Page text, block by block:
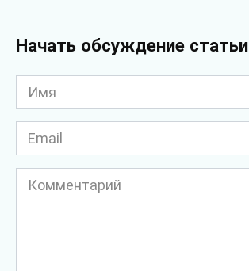
Начать обсуждение статьи
Имя
*
Email
*
Комментарий